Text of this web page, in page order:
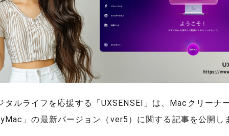
タルライフを応援する「UXSENSEI」は、Macクリーナ
」の最新バージョン（ver5）に関する記事を公開し